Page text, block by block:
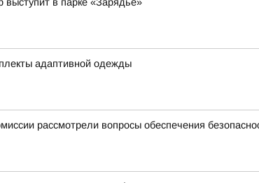
адаптивной одежды
рассмотрели вопросы обеспечения